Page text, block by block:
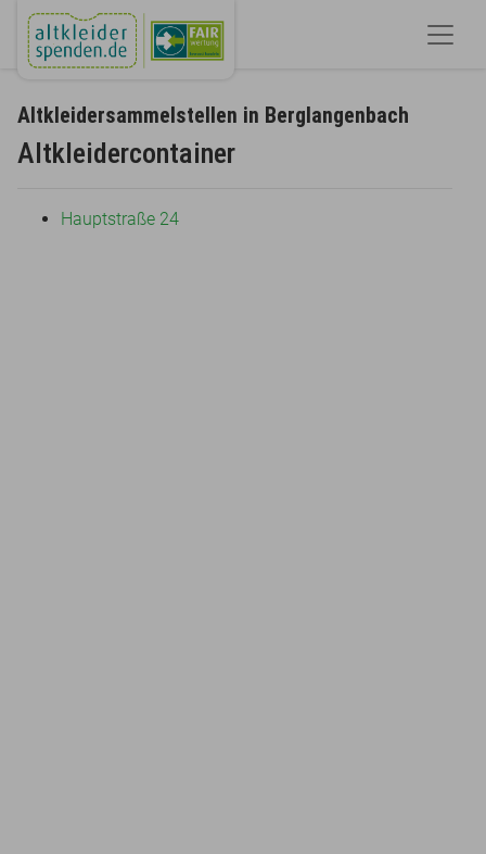
Altkleidersammelstellen in Berglangenbach
Altkleidercontainer
Hauptstraße 24